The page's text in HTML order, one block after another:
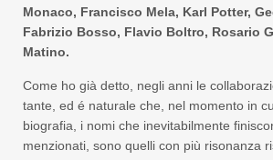
Monaco, Francisco Mela, Karl Potter,
Fabrizio Bosso, Flavio Boltro, Rosario
Matino.
Come ho già detto, negli anni le
tante, ed é naturale che, nel momento in
biografia, i nomi che inevitabilmente
menzionati, sono quelli con più risonanza